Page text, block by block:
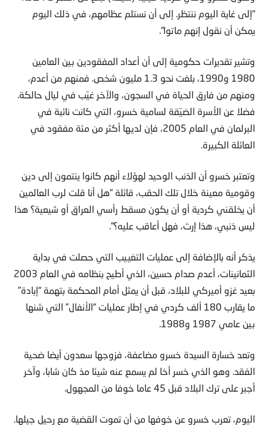
“إلى غاية اليوم ننتظر. إلى أن نستلم عظامهم، في ذلك اليوم
يمكن أن نقول إنهم ماتوا”.
وتشير تقديرات حكومية إلى أن أعداد المفقودين بين العامين
1980 و1990، بلغت نحو 1.3 مليون شخص. فمنهم من أعدم،
ومنهم من فارق الحياة في السجون، والآخر غيّب في ليال حالكة.
فضلا عن الأسرة الضيّقة لسامية خسرو، التي كانت نائبة في
البرلمان في العام 2005، فإن لديها أكثر من مئة مفقود في
العائلة الكبيرة.
وتعتبر خسرو أن الذنب الوحيد لهؤلاء أنهم كانوا ينتمون إلى دين
وقومية معينة خلال تلك الحقب، قائلة “هل أنا قلت لرب العالمين
أن يخلقني كردية أو أن يكون مسقط رأسي العراق أو شيعية؟ هذا
ليس ذنبي، هذا إرث، فهل أعاقب عليه؟”.
يذكر أنه بالإضافة إلى عمليات التغييب التي حصلت في بداية
الثمانينات، أعدم صدام حسين، الذي أطيح بنظامه في العام 2003
بعيد غزو أميركي للبلاد، قبل أن يمثل أمام المحكمة بتهمة “إبادة”
ما يقارب 180 ألف كردي في إطار عمليات “الأنفال” التي شنها
بين عامي 1987 و1988.
وتعد خسارة السيدة خسرو مضاعفة، فزوجها سعدون أيضا ضحية
الفقد. وهو الذي خسر أخا لم يسمع عنه شيئا مذ كان شابا، وآخر
أجبر على ترك البلاد قبل 45 عاما خوفا من المجهول.
اليوم، تعرب خسرو عن خوفها من أن تموت القضية مع رحيل جيلها.